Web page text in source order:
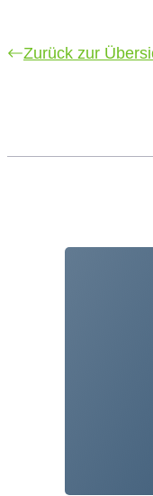
Zurück zur